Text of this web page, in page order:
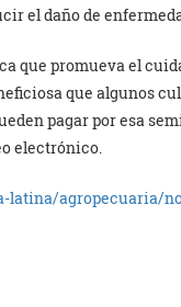
el daño de
que promueva el
que algunos
pagar por esa
electrónico.
latina/agropecuaria/